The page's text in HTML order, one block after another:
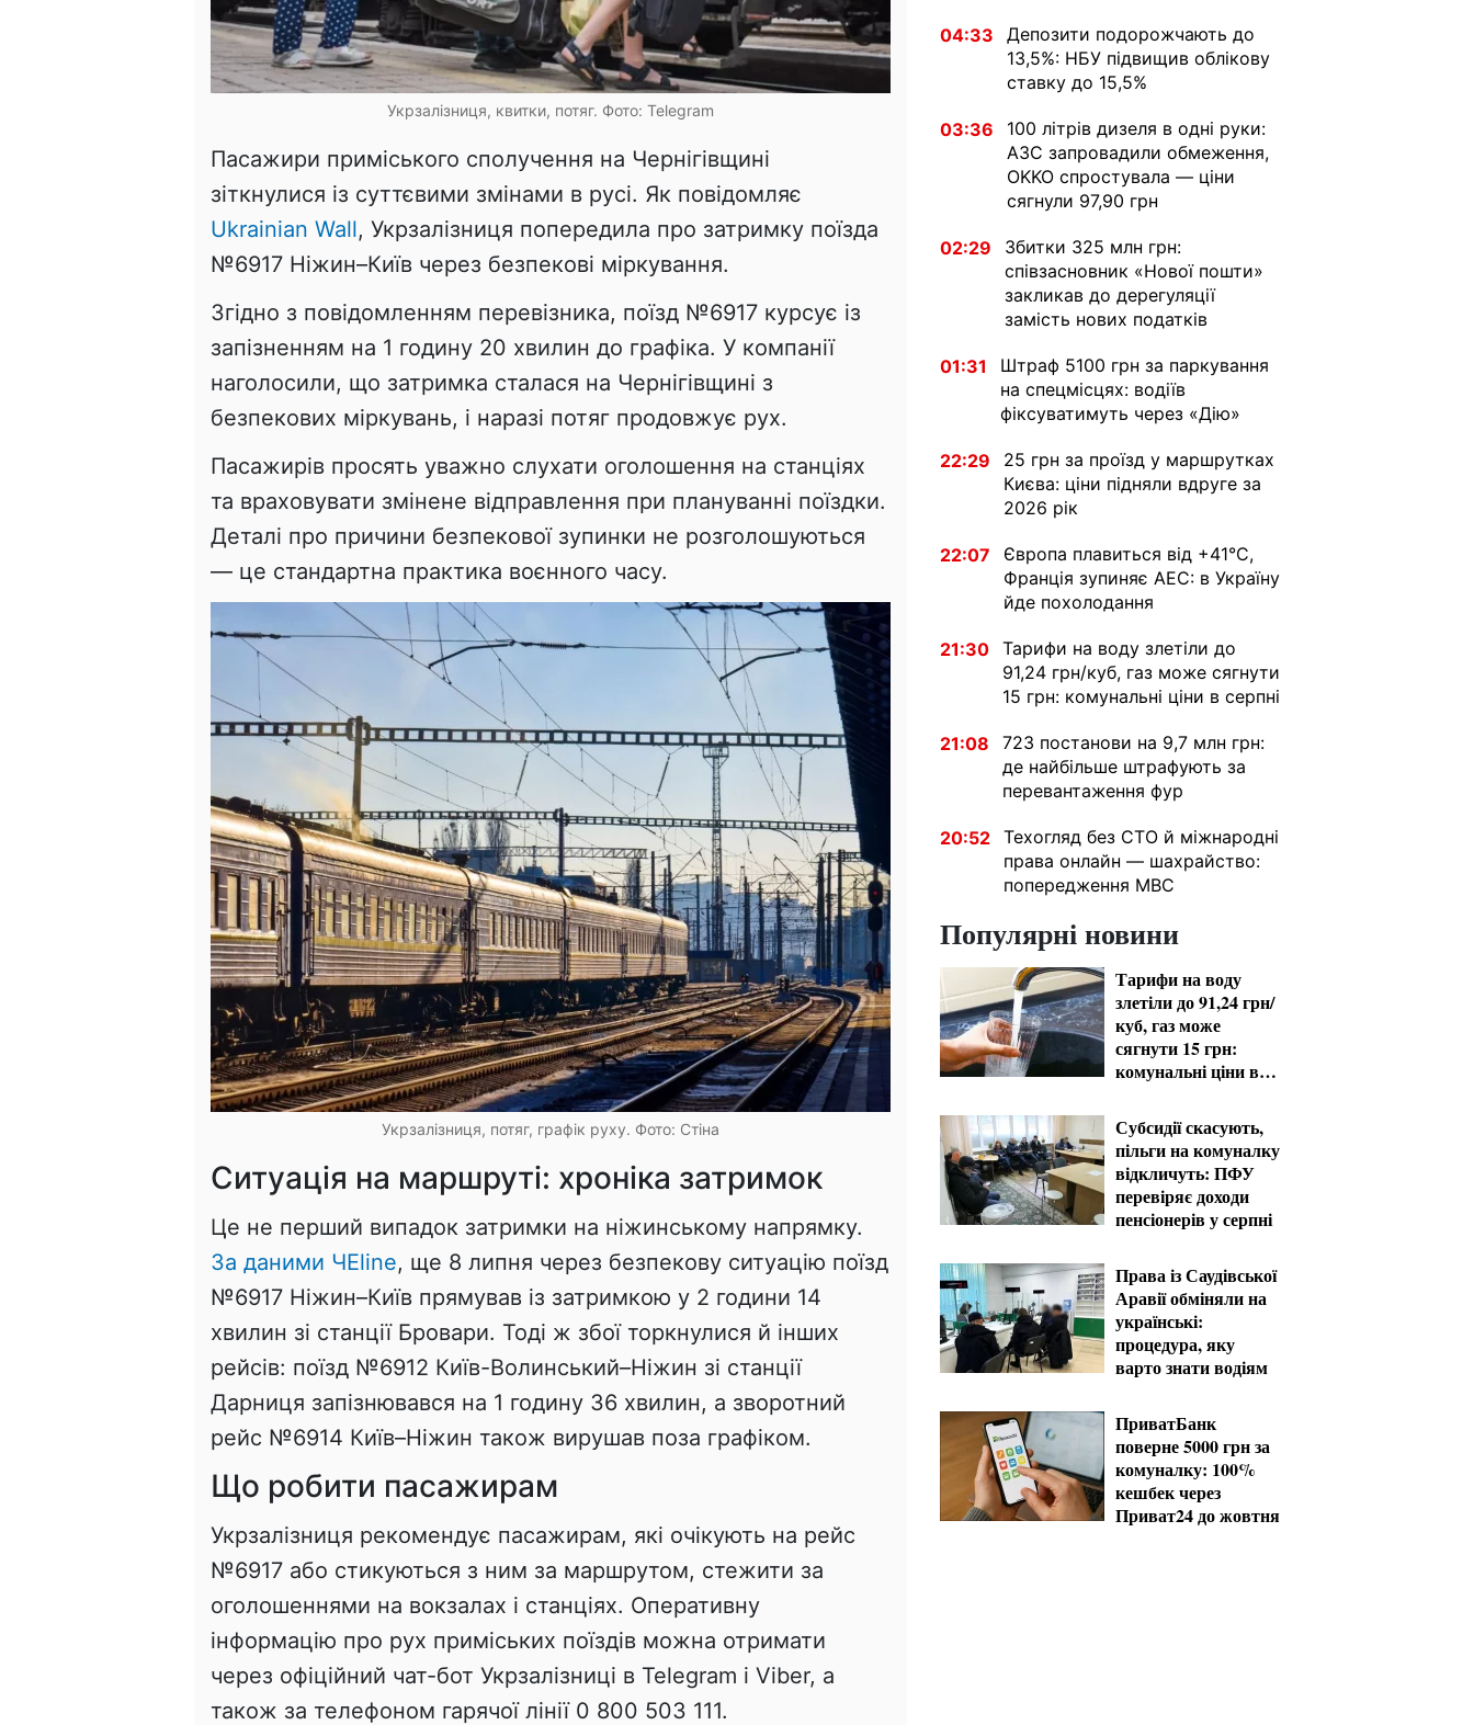
Укрзалізниця, квитки, потяг. Фото: Telegram
Пасажири приміського сполучення на Чернігівщині
зіткнулися із суттєвими змінами в русі. Як повідомляє
Ukrainian Wall, Укрзалізниця попередила про затримку поїзда
№6917 Ніжин–Київ через безпекові міркування.
Згідно з повідомленням перевізника, поїзд №6917 курсує із
запізненням на 1 годину 20 хвилин до графіка. У компанії
наголосили, що затримка сталася на Чернігівщині з
безпекових міркувань, і наразі потяг продовжує рух.
Пасажирів просять уважно слухати оголошення на станціях
та враховувати змінене відправлення при плануванні поїздки.
Деталі про причини безпекової зупинки не розголошуються
— це стандартна практика воєнного часу.
Укрзалізниця, потяг, графік руху. Фото: Стіна
Ситуація на маршруті: хроніка затримок
Це не перший випадок затримки на ніжинському напрямку.
За даними ЧEline, ще 8 липня через безпекову ситуацію поїзд
№6917 Ніжин–Київ прямував із затримкою у 2 години 14
хвилин зі станції Бровари. Тоді ж збої торкнулися й інших
рейсів: поїзд №6912 Київ-Волинський–Ніжин зі станції
Дарниця запізнювався на 1 годину 36 хвилин, а зворотний
рейс №6914 Київ–Ніжин також вирушав поза графіком.
Що робити пасажирам
Укрзалізниця рекомендує пасажирам, які очікують на рейс
№6917 або стикуються з ним за маршрутом, стежити за
оголошеннями на вокзалах і станціях. Оперативну
інформацію про рух приміських поїздів можна отримати
через офіційний чат-бот Укрзалізниці в Telegram і Viber, а
також за телефоном гарячої лінії 0 800 503 111.
04:33
Депозити подорожчають до
13,5%: НБУ підвищив облікову
ставку до 15,5%
03:36
100 літрів дизеля в одні руки:
АЗС запровадили обмеження,
OKKO спростувала — ціни
сягнули 97,90 грн
02:29
Збитки 325 млн грн:
співзасновник «Нової пошти»
закликав до дерегуляції
замість нових податків
01:31
Штраф 5100 грн за паркування
на спецмісцях: водіїв
фіксуватимуть через «Дію»
22:29
25 грн за проїзд у маршрутках
Києва: ціни підняли вдруге за
2026 рік
22:07
Європа плавиться від +41°C,
Франція зупиняє АЕС: в Україну
йде похолодання
21:30 Тарифи на воду злетіли до
91,24 грн/куб, газ може сягнути
15 грн: комунальні ціни в серпні
21:08
723 постанови на 9,7 млн грн:
де найбільше штрафують за
перевантаження фур
20:52 Техогляд без СТО й міжнародні
права онлайн — шахрайство:
попередження МВС
Популярні новини
Тарифи на воду
злетіли до 91,24 грн/
куб, газ може
сягнути 15 грн:
комунальні ціни в
Субсидії скасують,
пільги на комуналку
відкличуть: ПФУ
перевіряє доходи
пенсіонерів у серпні
Права із Саудівської
Аравії обміняли на
українські:
процедура, яку
варто знати водіям
ПриватБанк
поверне 5000 грн за
комуналку: 100%
кешбек через
Приват24 до жовтня